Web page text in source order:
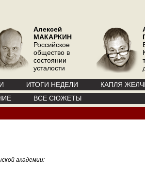
Алексей
МАКАРКИН
Российское
общество в
состоянии
усталости
ИТОГИ НЕДЕЛИ КАПЛЯ
ВСЕ СЮЖЕТЫ
академии: